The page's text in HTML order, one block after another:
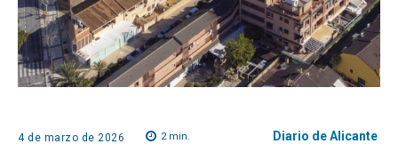
4 de marzo de 2026 2min. Diario de Alicante